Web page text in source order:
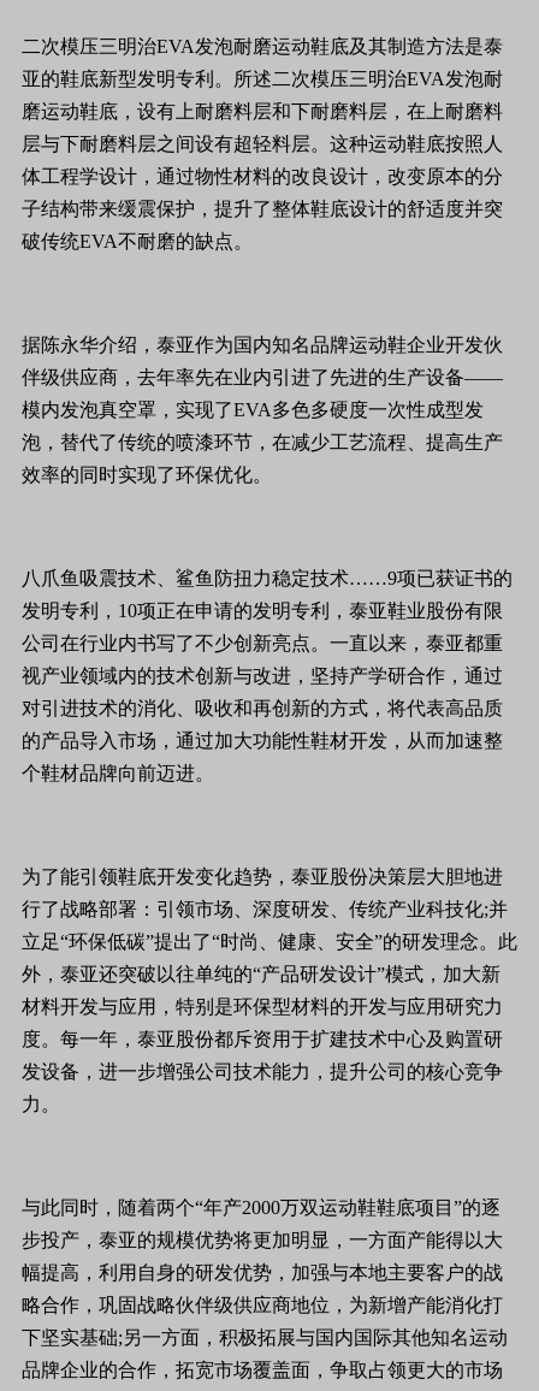
二次模压三明治EVA发泡耐磨运动鞋底及其制造方法是泰
亚的鞋底新型发明专利。所述二次模压三明治EVA发泡耐
磨运动鞋底，设有上耐磨料层和下耐磨料层，在上耐磨料
层与下耐磨料层之间设有超轻料层。这种运动鞋底按照人
体工程学设计，通过物性材料的改良设计，改变原本的分
子结构带来缓震保护，提升了整体鞋底设计的舒适度并突
破传统EVA不耐磨的缺点。
据陈永华介绍，泰亚作为国内知名品牌运动鞋企业开发伙
伴级供应商，去年率先在业内引进了先进的生产设备——
模内发泡真空罩，实现了EVA多色多硬度一次性成型发
泡，替代了传统的喷漆环节，在减少工艺流程、提高生产
效率的同时实现了环保优化。
八爪鱼吸震技术、鲨鱼防扭力稳定技术……9项已获证书的
发明专利，10项正在申请的发明专利，泰亚鞋业股份有限
公司在行业内书写了不少创新亮点。一直以来，泰亚都重
视产业领域内的技术创新与改进，坚持产学研合作，通过
对引进技术的消化、吸收和再创新的方式，将代表高品质
的产品导入市场，通过加大功能性鞋材开发，从而加速整
个鞋材品牌向前迈进。
为了能引领鞋底开发变化趋势，泰亚股份决策层大胆地进
行了战略部署：引领市场、深度研发、传统产业科技化;并
立足“环保低碳”提出了“时尚、健康、安全”的研发理念。此
外，泰亚还突破以往单纯的“产品研发设计”模式，加大新
材料开发与应用，特别是环保型材料的开发与应用研究力
度。每一年，泰亚股份都斥资用于扩建技术中心及购置研
发设备，进一步增强公司技术能力，提升公司的核心竞争
力。
与此同时，随着两个“年产2000万双运动鞋鞋底项目”的逐
步投产，泰亚的规模优势将更加明显，一方面产能得以大
幅提高，利用自身的研发优势，加强与本地主要客户的战
略合作，巩固战略伙伴级供应商地位，为新增产能消化打
下坚实基础;另一方面，积极拓展与国内国际其他知名运动
品牌企业的合作，拓宽市场覆盖面，争取占领更大的市场